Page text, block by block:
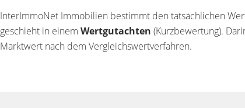
InterImmoNet Immobilien bestimmt den tatsächlichen
geschieht in einem Wertgutachten (Kurzbewertung).
Marktwert nach dem Vergleichswertverfahren.